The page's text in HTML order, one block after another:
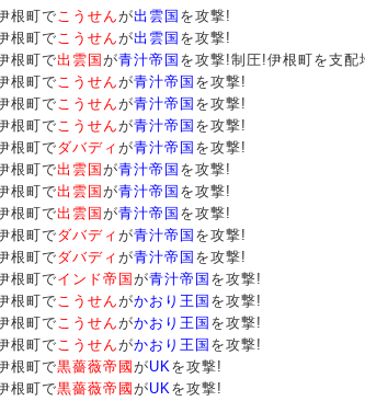
根町でこうせんが出雲国 を攻撃!
根町でこうせんが出雲国 を攻撃!
根町で出雲国 が青汁帝国 を攻撃!制圧!伊根町を支配
根町でこうせんが青汁帝国 を攻撃!
根町でこうせんが青汁帝国 を攻撃!
根町でこうせんが青汁帝国 を攻撃!
根町でダバディ が青汁帝国 を攻撃!
根町で出雲国 が青汁帝国 を攻撃!
根町で出雲国 が青汁帝国 を攻撃!
根町で出雲国 が青汁帝国 を攻撃!
根町でダバディ が青汁帝国 を攻撃!
根町でダバディ が青汁帝国 を攻撃!
根町でインド帝国 が青汁帝国 を攻撃!
根町でこうせんがかおり王国 を攻撃!
根町でこうせんがかおり王国 を攻撃!
根町でこうせんがかおり王国 を攻撃!
根町で黒薔薇帝國 がUKを攻撃!
根町で黒薔薇帝國 がUKを攻撃!